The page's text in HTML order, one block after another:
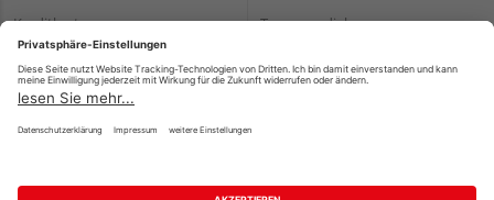
Kreditkarte
*Bonität vorausgesetzt
Terrassendielen
Impressum Datenschutz AGB Barrierefreiheitserklärung